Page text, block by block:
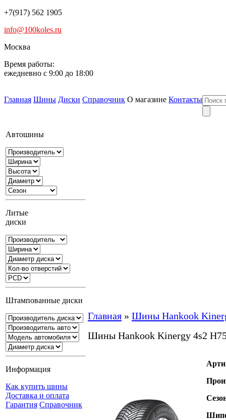
+7(917) 562 1905
info@100koles.ru
Москва
Время работы:
ежедневно с 9:00 до 18:00
Главная Шины Диски Справочник О магазине Контакты
Автошины
Литые
диски
Штампованные диски
Информация
Как купить шины
Доставка и оплата
Гарантия Справочник
Главная » Шины Hankook
Шины Hankook Kinergy 4s2